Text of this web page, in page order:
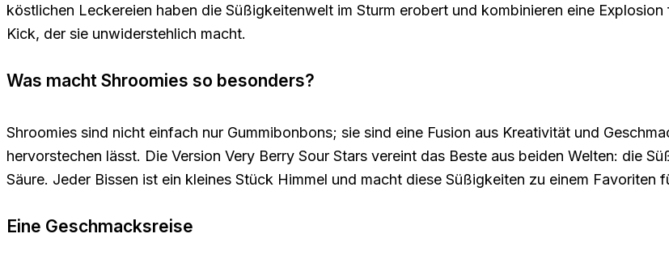
köstlichen Leckereien haben die Süßigkeitenwelt im Sturm erobert und kombinieren eine
Kick, der sie unwiderstehlich macht.
Was macht Shroomies so besonders?
Shroomies sind nicht einfach nur Gummibonbons; sie sind eine Fusion aus Kreativität und
hervorstechen lässt. Die Version Very Berry Sour Stars vereint das Beste aus beiden Welten: die
Säure. Jeder Bissen ist ein kleines Stück Himmel und macht diese Süßigkeiten zu einem Favoriten
Eine Geschmacksreise